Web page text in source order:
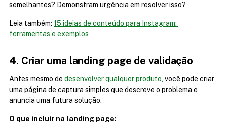
semelhantes? Demonstram urgência em resolver isso?
Leia também: 15 ideias de conteúdo para Instagram:
ferramentas e exemplos
4. Criar uma landing page de validação
Antes mesmo de desenvolver qualquer produto, você pode criar
uma página de captura simples que descreve o problema e
anuncia uma futura solução.
O que incluir na landing page: